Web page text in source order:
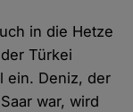
in die Hetze
Türkei
ein. Deniz, der
war, wird